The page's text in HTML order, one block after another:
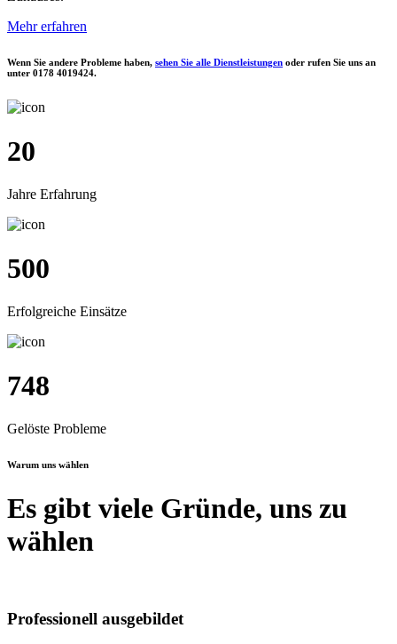
Mehr erfahren
Wenn Sie andere Probleme haben, sehen Sie alle Dienstleistungen oder rufen Sie uns an
unter 0178 4019424.
20
Jahre Erfahrung
500
Erfolgreiche Einsätze
748
Gelöste Probleme
Warum uns wählen
Es gibt viele Gründe, uns zu
wählen
Professionell ausgebildet